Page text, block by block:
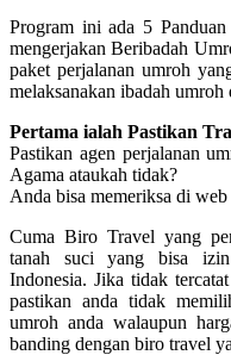
Program ini ada 5
mengerjakan Beribadah
paket perjalanan umroh
melaksanakan ibadah
Pertama ialah Pastikan
Pastikan agen perjalanan
Agama ataukah tidak?
Anda bisa memeriksa di
Cuma Biro Travel yang
tanah suci yang bisa
Indonesia. Jika tidak
pastikan anda tidak
umroh anda walaupun
banding dengan biro travel